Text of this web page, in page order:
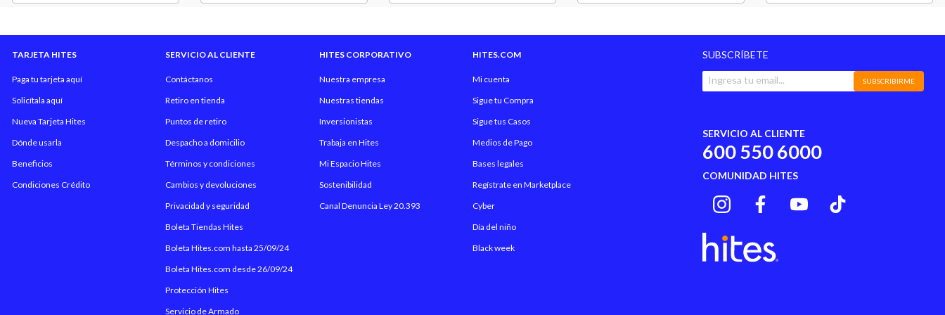
Patas Si
Garantía Proveedor
10 Años Sobre La Estructura De Resortes. 1
Año Sobre El Resto De Componentes Del Mix
TARJETA HITES
Paga tu tarjeta aquí
Solicítala aquí
Nueva Tarjeta Hites
Dónde usarla
Beneficios
Condiciones Crédito
SERVICIO AL CLIENTE
Contáctanos
Retiro en tienda
Puntos de retiro
Despacho a domicilio
Términos y condiciones
Cambios y devoluciones
Privacidad y seguridad
Boleta Tiendas Hites
Boleta Hites.com hasta 25/09/24
Boleta Hites.com desde 26/09/24
Protección Hites
Servicio de Armado
HITES CORPORATIVO
Nuestra empresa
Nuestras tiendas
Inversionistas
Trabaja en Hites
Mi Espacio Hites
Sostenibilidad
Canal Denuncia Ley 20.393
HITES.COM
Mi cuenta
Sigue tu Compra
Sigue tus Casos
Medios de Pago
Bases legales
Regístrate en Marketplace
Cyber
Día del niño
Black week
SUBSCRÍBETE
SUBSCRIBIRME
SERVICIO AL CLIENTE
600 550 6000
COMUNIDAD HITES